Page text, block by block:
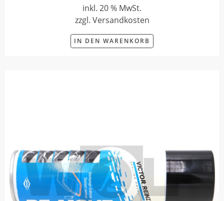
inkl. 20 % MwSt.
zzgl. Versandkosten
IN DEN WARENKORB